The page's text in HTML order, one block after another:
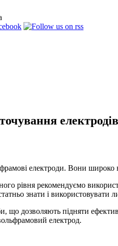
електроди. Вони
рівня рекомендуємо
знати і
що дозволяють підняти
електрод.